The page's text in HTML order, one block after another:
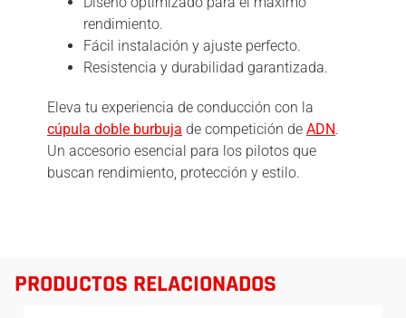
rendimiento.
Fácil instalación y ajuste perfecto.
Resistencia y durabilidad garantizada.
Eleva tu experiencia de conducción con la
cúpula doble burbuja de competición de ADN.
Un accesorio esencial para los pilotos que
buscan rendimiento, protección y estilo.
PRODUCTOS RELACIONADOS